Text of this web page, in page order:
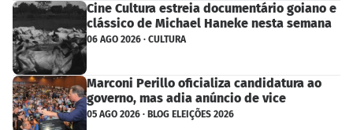
Cine Cultura estreia documentário goiano e
clássico de Michael Haneke nesta semana
06 AGO 2026 · CULTURA
Marconi Perillo oficializa candidatura ao
governo, mas adia anúncio de vice
05 AGO 2026 · BLOG ELEIÇÕES 2026